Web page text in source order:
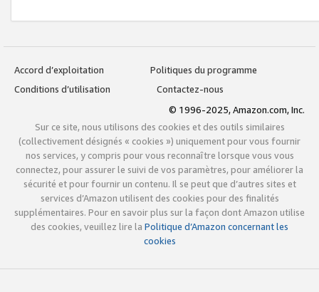
Accord d’exploitation
Politiques du programme
Conditions d’utilisation
Contactez-nous
© 1996-2025, Amazon.com, Inc.
Sur ce site, nous utilisons des cookies et des outils similaires
(collectivement désignés « cookies ») uniquement pour vous fournir
nos services, y compris pour vous reconnaître lorsque vous vous
connectez, pour assurer le suivi de vos paramètres, pour améliorer la
sécurité et pour fournir un contenu. Il se peut que d’autres sites et
services d’Amazon utilisent des cookies pour des finalités
supplémentaires. Pour en savoir plus sur la façon dont Amazon utilise
des cookies, veuillez lire la Politique d’Amazon concernant les
cookies